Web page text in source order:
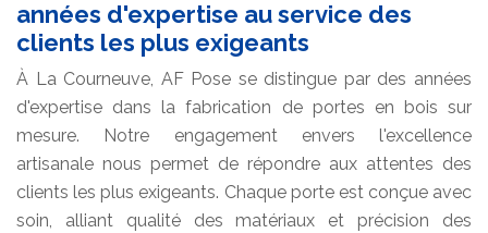
années d'expertise au service des
clients les plus exigeants
À La Courneuve, AF Pose se distingue par des années
d'expertise dans la fabrication de portes en bois sur
mesure. Notre engagement envers l'excellence
artisanale nous permet de répondre aux attentes des
clients les plus exigeants. Chaque porte est conçue avec
soin, alliant qualité des matériaux et précision des